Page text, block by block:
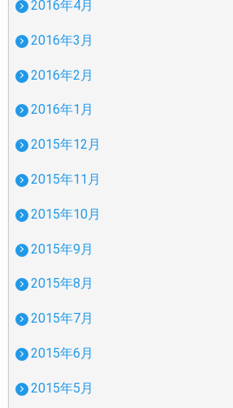
2016年4月
2016年3月
2016年2月
2016年1月
2015年12月
2015年11月
2015年10月
2015年9月
2015年8月
2015年7月
2015年6月
2015年5月